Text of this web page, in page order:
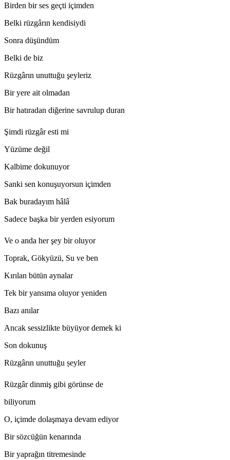
Birden bir ses geçti içimden
Belki rüzgârın kendisiydi
Sonra düşündüm
Belki de biz
Rüzgârın unuttuğu şeyleriz
Bir yere ait olmadan
Bir hatıradan diğerine savrulup duran
Şimdi rüzgâr esti mi
Yüzüme değil
Kalbime dokunuyor
Sanki sen konuşuyorsun içimden
Bak buradayım hâlâ
Sadece başka bir yerden esiyorum
Ve o anda her şey bir oluyor
Toprak, Gökyüzü, Su ve ben
Kırılan bütün aynalar
Tek bir yansıma oluyor yeniden
Bazı anılar
Ancak sessizlikte büyüyor demek ki
Son dokunuş
Rüzgârın unuttuğu ṣeyler
Rüzgâr dinmiş gibi görünse de
biliyorum
O, içimde dolaşmaya devam ediyor
Bir sözcüğün kenarında
Bir yaprağın titremesinde